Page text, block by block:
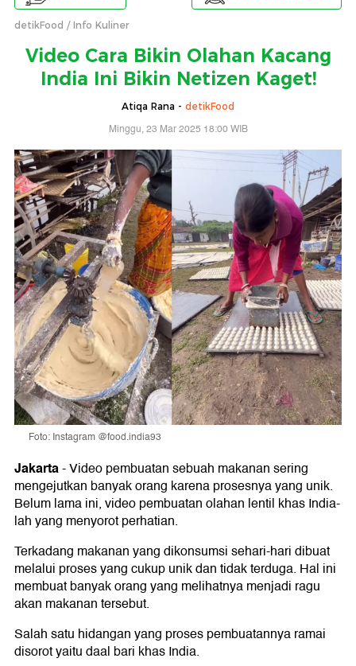
detikFood Info Kuliner
Video Cara Bikin Olahan Kacang
India Ini Bikin Netizen Kaget!
Atiqa Rana - detikFood
Minggu, 23 Mar 2025 18:00 WIB
Foto: Instagram @food.india93
Jakarta-Video pembuatan sebuah makanan sering
mengejutkan banyak orang karena prosesnya yang unik.
Belum lama ini, video pembuatan olahan lentil khas India-
lah yang menyorot perhatian.
Terkadang makanan yang dikonsumsi sehari-hari dibuat
melalui proses yang cukup unik dan tidak terduga. Hal ini
membuat banyak orang yang melihatnya menjadi ragu
akan makanan tersebut.
Salah satu hidangan yang proses pembuatannya ramai
disorot yaitu daal bari khas India.